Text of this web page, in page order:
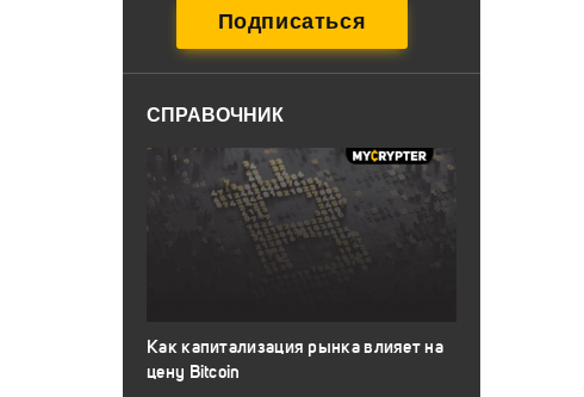
СПРАВОЧНИК
Как капитализация рынка влияет на
цену Bitcoin